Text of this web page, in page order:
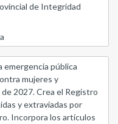
de Integridad
emergencia pública
mujeres y
2027. Crea el Registro
y extraviadas por
Incorpora los artículos